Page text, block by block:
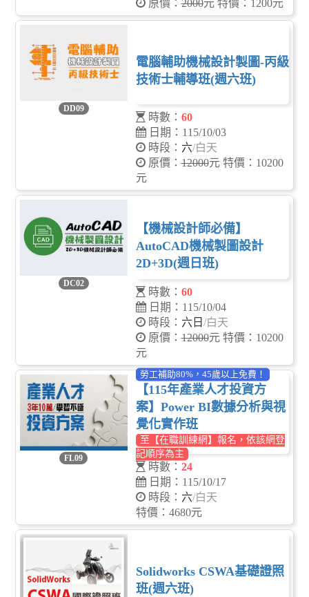
原價：2000元 特價：1200元
DD09
電腦輔助機械設計製圖-丙級
技術士輔導班(週六班)
時數： 60
日期：115/10/03
時段： 六/白天
原價：12000元 特價：10200
元
DC02
【機械設計師必備】
AutoCAD機械製圖設計
2D+3D(週日班)
時數： 60
日期：115/10/04
時段： 六日 /白天
原價：12000元 特價：10200
元
FL09
勞工補助80%，45歲以上免費！
【115年產業人才投資方
案】Power BI數據分析與視
覺化實作班
至【在職訓練網】報名，依該網登
記順序為主
時數： 24
日期：115/10/17
時段： 六/白天
特價：4680元
Solidworks CSWA基礎證照
班(週六班)